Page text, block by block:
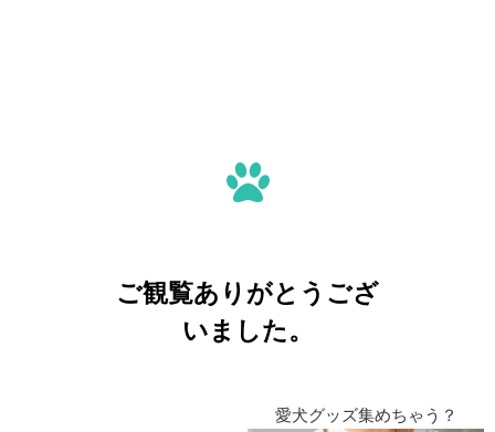
ご観覧ありがとうござ
いました。
愛犬グッズ集めちゃう？